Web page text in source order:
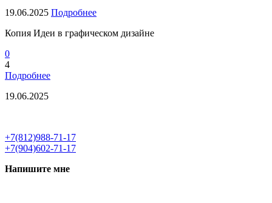
19.06.2025 Подробнее
Копия Идеи в графическом дизайне
0
4
Подробнее
19.06.2025
+7(812)988-71-17
+7(904)602-71-17
Напишите мне